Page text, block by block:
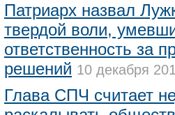
Патриарх назвал
твердой воли,
ответственность за
решений 10 декабря
Глава СПЧ считает